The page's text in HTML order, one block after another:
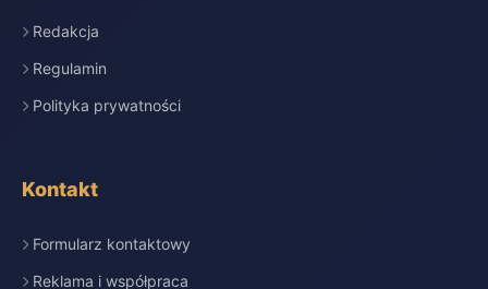
Redakcja
Regulamin
Polityka prywatności
Kontakt
Formularz kontaktowy
Reklama i współpraca